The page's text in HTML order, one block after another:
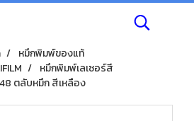
หมึกพิมพ์ของแท้
หมึกพิมพ์เลเซอร์สี
ตลับหมึก สีเหลือง